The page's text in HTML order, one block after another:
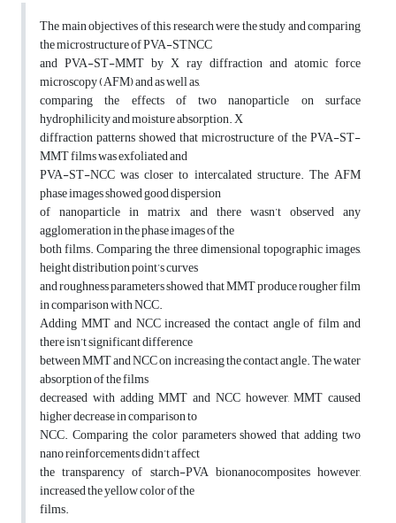
The main objectives of this research were the study and comparing
the microstructure of PVA-STNCC
and PVA-ST-MMT by X ray diffraction and atomic force
microscopy (AFM) and as well as,
comparing the effects of two nanoparticle on surface
hydrophilicity and moisture absorption. X
diffraction patterns showed that microstructure of the PVA-ST-
MMT films was exfoliated and
PVA-ST-NCC was closer to intercalated structure. The AFM
phase images showed good dispersion
of nanoparticle in matrix and there wasn’t observed any
agglomeration in the phase images of the
both films. Comparing the three dimensional topographic images,
height distribution point’s curves
and roughness parameters showed that MMT produce rougher film
in comparison with NCC.
Adding MMT and NCC increased the contact angle of film and
there isn’t significant difference
between MMT and NCC on increasing the contact angle. The water
absorption of the films
decreased with adding MMT and NCC however, MMT caused
higher decrease in comparison to
NCC. Comparing the color parameters showed that adding two
nano reinforcements didn’t affect
the transparency of starch-PVA bionanocomposites however,
increased the yellow color of the
films.